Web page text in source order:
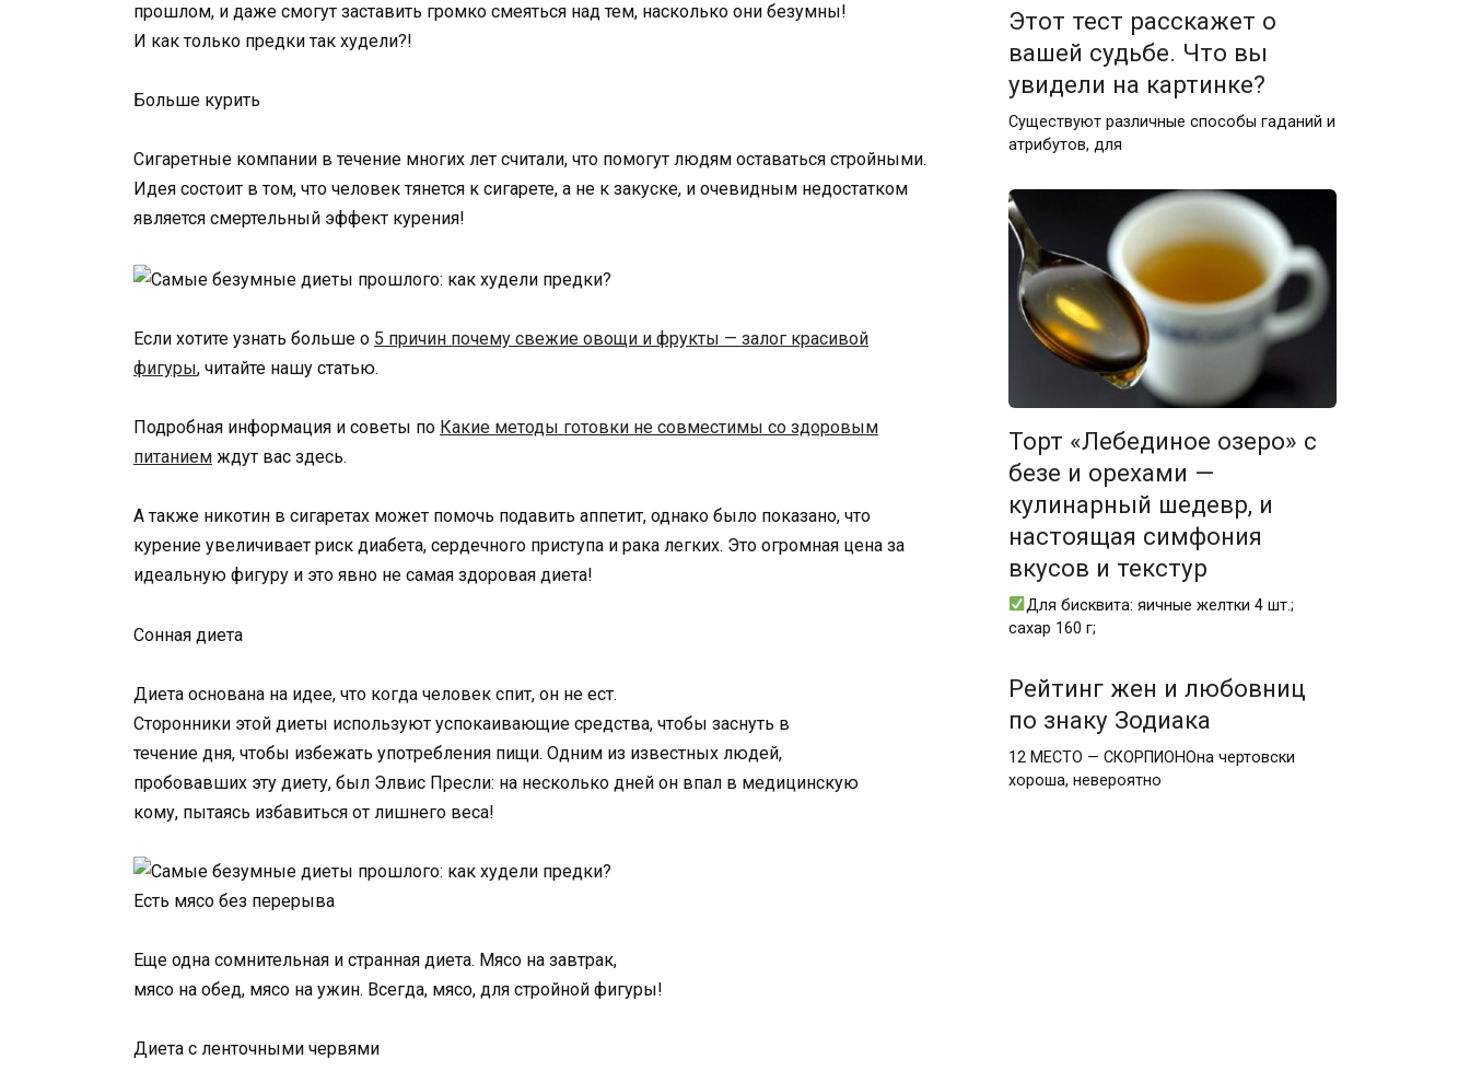
прошлом, и даже смогут заставить громко смеяться над тем, насколько они безумны!
И как только предки так худели?!
Больше курить
Сигаретные компании в течение многих лет считали, что помогут людям оставаться стройными.
Идея состоит в том, что человек тянется к сигарете, а не к закуске, и очевидным недостатком
является смертельный эффект курения!
Если хотите узнать больше о 5 причин почему свежие овощи и фрукты — залог красивой
фигуры, читайте нашу статью.
Подробная информация и советы по Какие методы готовки не совместимы со здоровым
питанием ждут вас здесь.
А также никотин в сигаретах может помочь подавить аппетит, однако было показано, что
курение увеличивает риск диабета, сердечного приступа и рака легких. Это огромная цена за
идеальную фигуру и это явно не самая здоровая диета!
Сонная диета
Диета основана на идее, что когда человек спит, он не ест.
Сторонники этой диеты используют успокаивающие средства, чтобы заснуть в
течение дня, чтобы избежать употребления пищи. Одним из известных людей,
пробовавших эту диету, был Элвис Пресли: на несколько дней он впал в медицинскую
кому, пытаясь избавиться от лишнего веса!
Есть мясо без перерыва
Еще одна сомнительная и странная диета. Мясо на завтрак,
мясо на обед, мясо на ужин. Всегда, мясо, для стройной фигуры!
Диета с ленточными червями
Этот тест расскажет о
вашей судьбе. Что вы
увидели на картинке?
Существуют различные способы гаданий и
атрибутов, для
Торт «Лебединое озеро» с
безе и орехами —
кулинарный шедевр, и
настоящая симфония
вкусов и текстур
Для бисквита: яичные желтки 4 шт.;
сахар 160 г;
Рейтинг жен и любовниц
по знаку Зодиака
12 МЕСТО — СКОРПИОНОна чертовски
хороша, невероятно